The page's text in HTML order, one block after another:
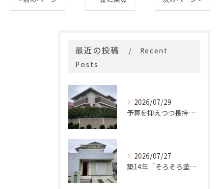
最近の投稿
Recent
Posts
2026/07/29
予算を抑えつつ長持ち！築33年モルタル外壁と屋根の塗り替え
2026/07/27
築14年「そろそろ塗り替え時？」コケ・汚れが気になっていた神戸市北区M様邸が新築同様の美しい外観に蘇るまで